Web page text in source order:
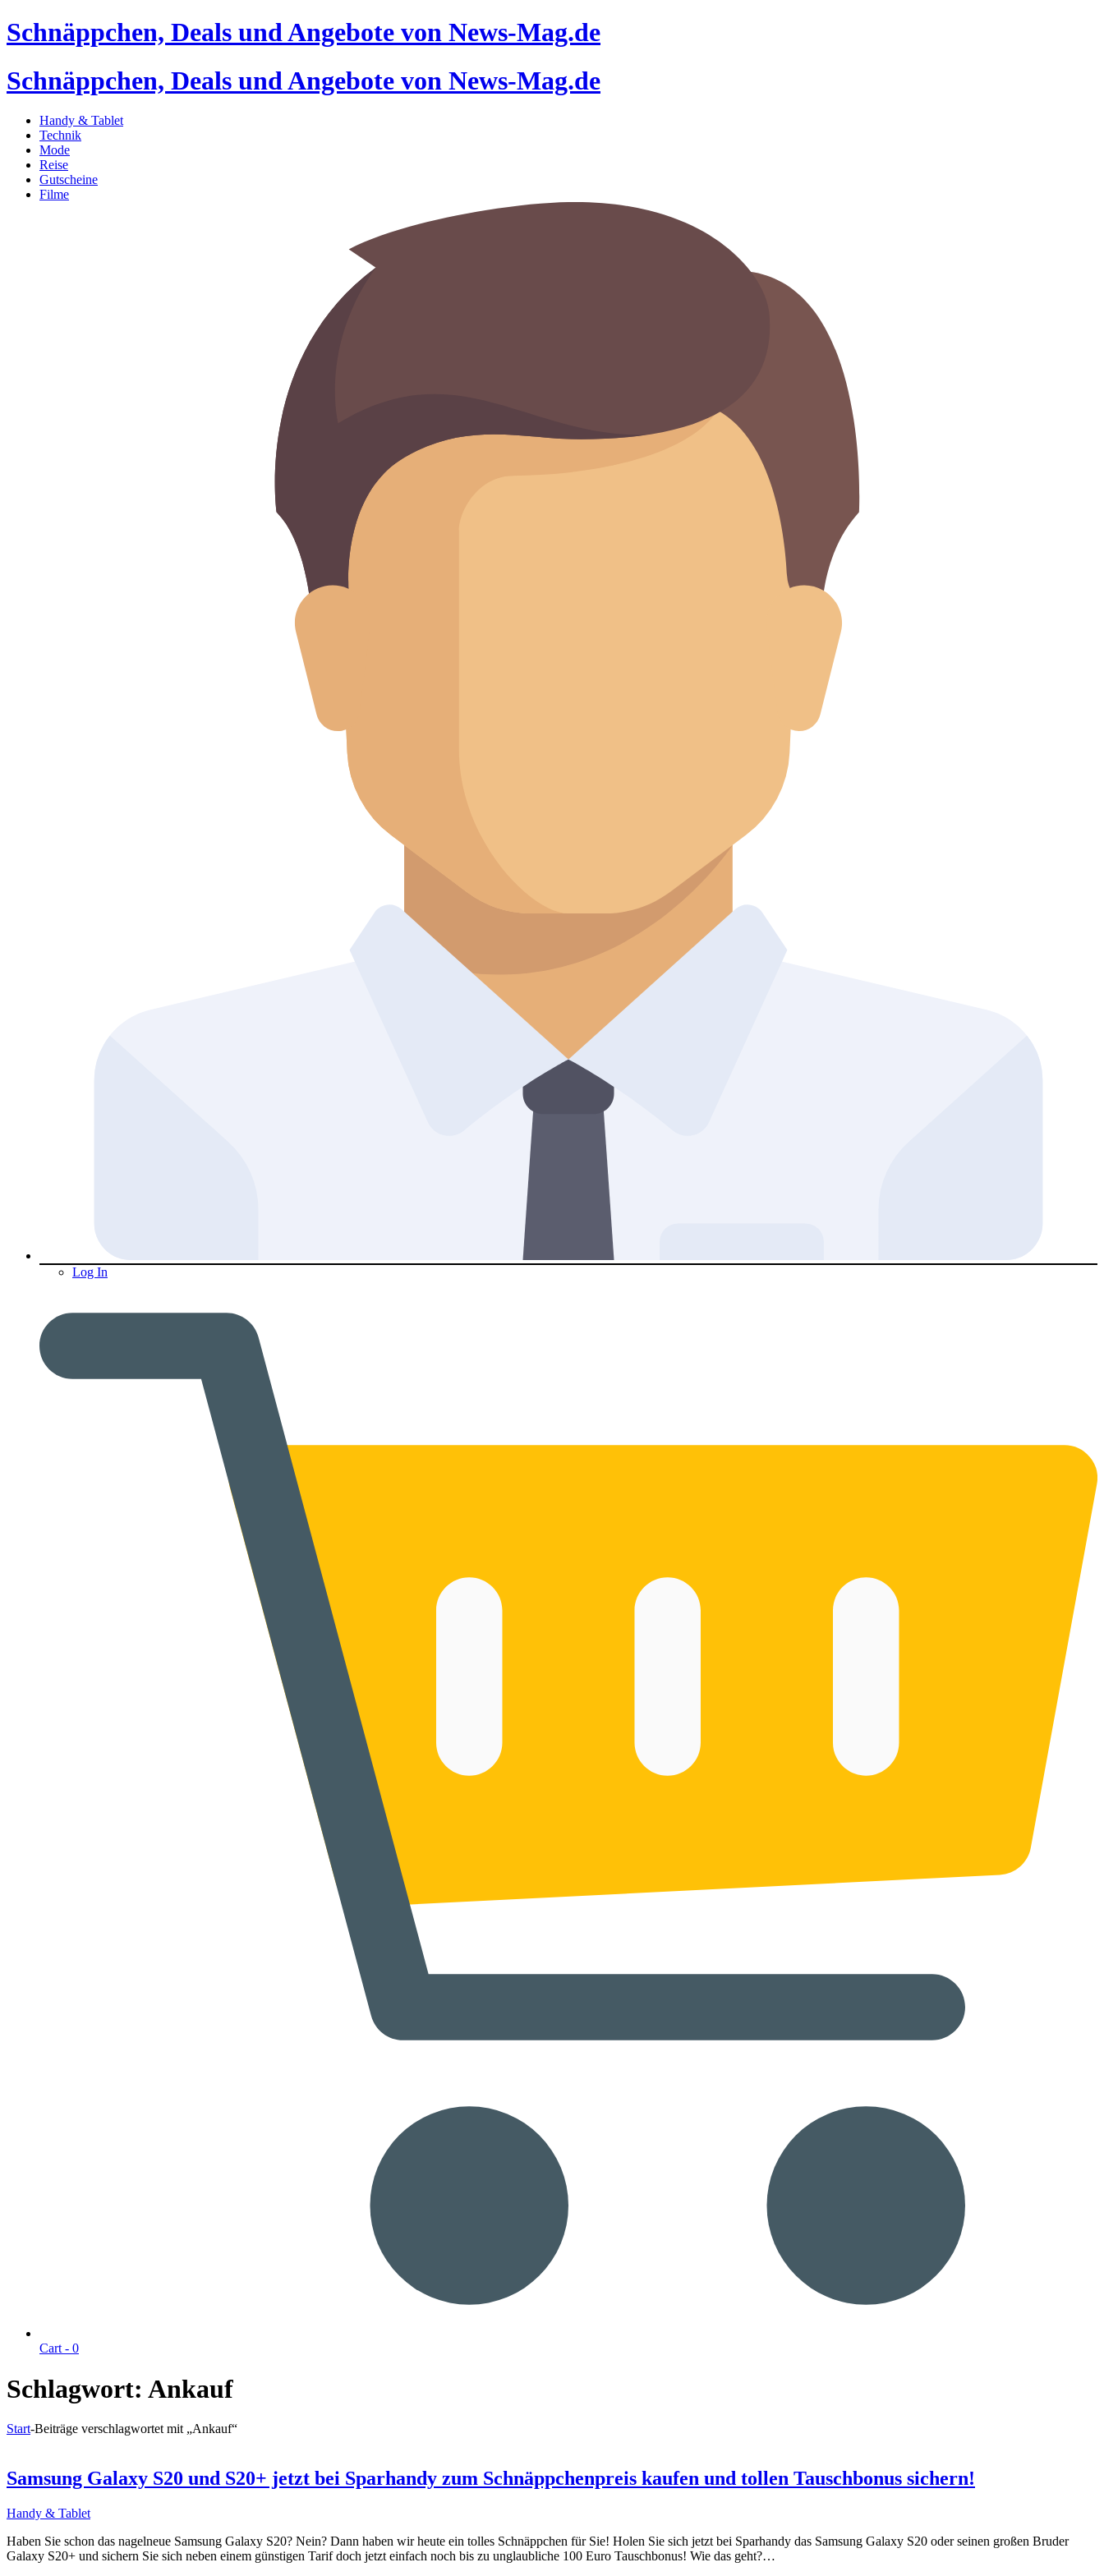
Schnäppchen, Deals und Angebote von News-Mag.de
Schnäppchen, Deals und Angebote von News-Mag.de
Handy & Tablet
Technik
Mode
Reise
Gutscheine
Filme
Log In
Cart - 0
Schlagwort: Ankauf
Start-Beiträge verschlagwortet mit „Ankauf“
Samsung Galaxy S20 und S20+ jetzt bei Sparhandy zum Schnäppchenpreis kaufen und tollen Tauschbonus sichern!
Handy & Tablet
Haben Sie schon das nagelneue Samsung Galaxy S20? Nein? Dann haben wir heute ein tolles Schnäppchen für Sie! Holen Sie sich jetzt bei Sparhandy das Samsung Galaxy S20 oder seinen großen Bruder
Galaxy S20+ und sichern Sie sich neben einem günstigen Tarif doch jetzt einfach noch bis zu unglaubliche 100 Euro Tauschbonus! Wie das geht?…